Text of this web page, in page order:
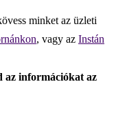
minket az üzleti
, vagy az Instán
az információkat az